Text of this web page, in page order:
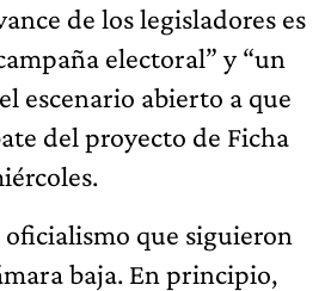
de los legisladores es
electoral” y “un
escenario abierto a que
del proyecto de Ficha
que siguieron
baja. En principio,